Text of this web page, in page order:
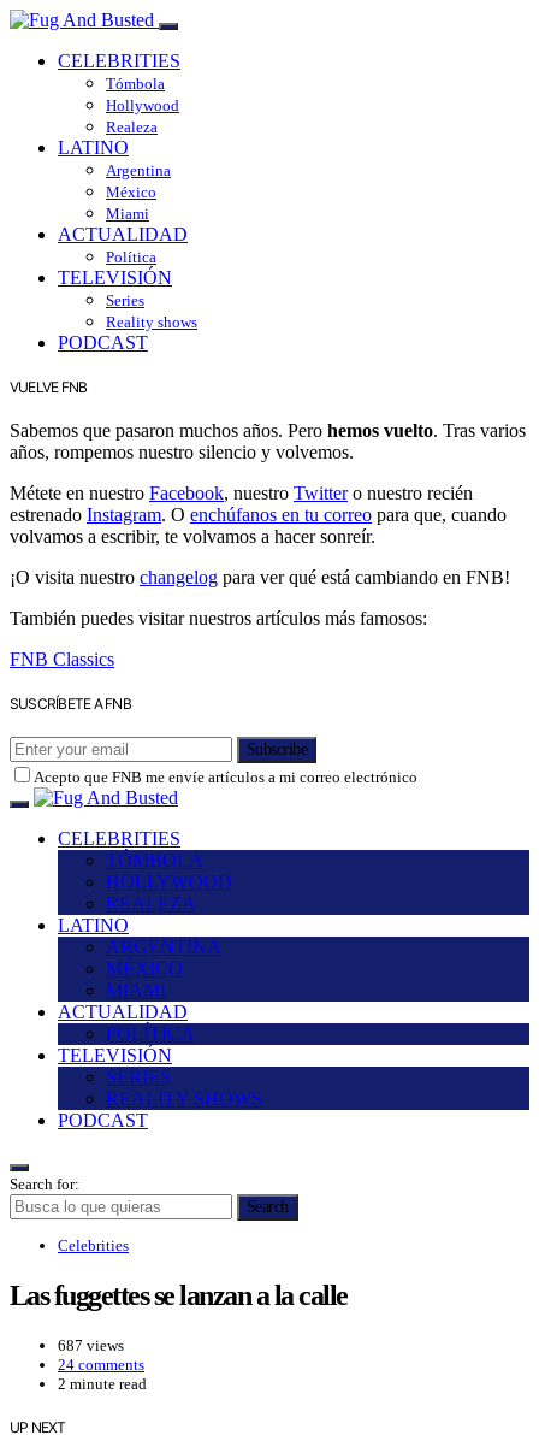
CELEBRITIES
Tómbola
Hollywood
Realeza
LATINO
Argentina
México
Miami
ACTUALIDAD
Política
TELEVISIÓN
Series
Reality shows
PODCAST
VUELVE FNB
Sabemos que pasaron muchos años. Pero hemos vuelto. Tras varios
años, rompemos nuestro silencio y volvemos.
Métete en nuestro Facebook, nuestro Twittero nuestro recién
estrenado Instagram. O enchúfanos en tu correo para que, cuando
volvamos a escribir, te volvamos a hacer sonreír.
¡O visita nuestro changelog para ver qué está cambiando en FNB!
También puedes visitar nuestros artículos más famosos:
FNB Classics
SUSCRÍBETE A FNB
Subscribe
Acepto que FNB me envíe artículos a mi correo electrónico
CELEBRITIES
TÓMBOLA
HOLLYWOOD
REALEZA
LATINO
ARGENTINA
MÉXICO
MIAMI
ACTUALIDAD
POLÍTICA
TELEVISIÓN
SERIES
REALITY SHOWS
PODCAST
Search for:
Search
Celebrities
Las fuggettes se lanzan a la calle
687 views
24 comments
2 minute read
UP NEXT